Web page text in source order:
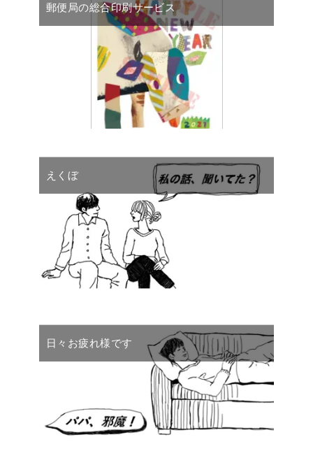
郵便局の総合印刷サービス
えくぼ
日々お疲れ様です